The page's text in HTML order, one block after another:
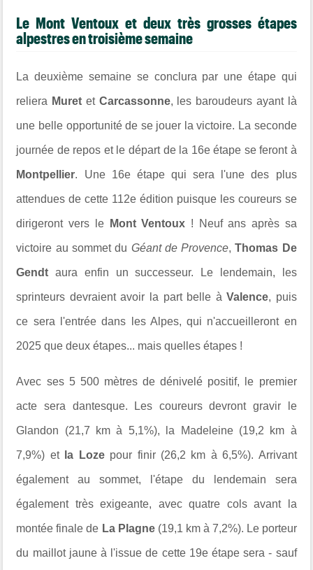
Le Mont Ventoux et deux très grosses étapes
alpestres en troisième semaine
La deuxième semaine se conclura par une étape qui
reliera Muret et Carcassonne, les baroudeurs ayant là
une belle opportunité de se jouer la victoire. La seconde
journée de repos et le départ de la 16e étape se feront à
Montpellier. Une 16e étape qui sera l'une des plus
attendues de cette 112e édition puisque les coureurs se
dirigeront vers le Mont Ventoux ! Neuf ans après sa
victoire au sommet du Géant de Provence,Thomas De
Gendt aura enfin un successeur. Le lendemain, les
sprinteurs devraient avoir la part belle àValence, puis
ce sera l'entrée dans les Alpes, qui n'accueilleront en
2025 que deux étapes... mais quelles étapes !
Avec ses 5 500 mètres de dénivelé positif, le premier
acte sera dantesque. Les coureurs devront gravir le
Glandon (21,7 km à 5,1%), la Madeleine (19,2 km à
7,9%) et la Lozepour finir (26,2 km à 6,5%). Arrivant
également au sommet, l'étape du lendemain sera
également très exigeante, avec quatre cols avant la
montée finale de La Plagne(19,1 km à 7,2%). Le porteur
du maillot jaune à l'issue de cette 19e étape sera - sauf